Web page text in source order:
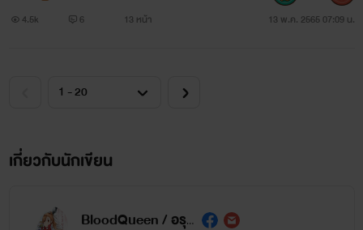
มากกว่านี้ ลองย้อนกลับไปอ่าน Danger รักอันตราย อ่านแยก
ติดตามได้ที่เพจนะครับจะอัพเร็วกว่าเว็บ
4.5k 6 13 หน้า 13 พ.ค. 2565 07:09 น.
เกี่ยวกับนักเขียน
BloodQueen / อรุณรัศมี